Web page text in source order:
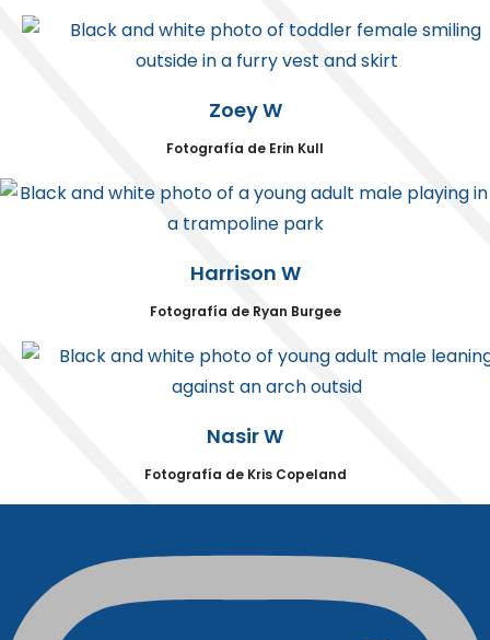
Zoey W
Fotografía de Erin Kull
Harrison W
Fotografía de Ryan Burgee
Nasir W
Fotografía de Kris Copeland